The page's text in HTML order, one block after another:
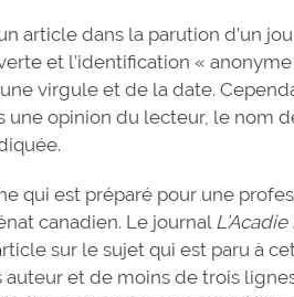
article dans la parution d’un
et l’identification «
virgule et de la date.
opinion du lecteur, le nom
qui est préparé pour une
canadien. Le journal
sur le sujet qui est paru à
et de moins de trois